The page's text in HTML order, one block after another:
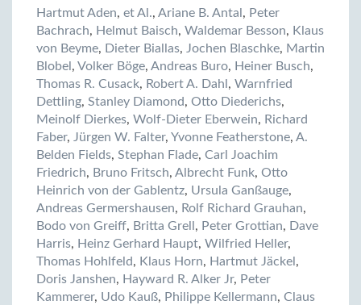
Hartmut Aden, et Al., Ariane B. Antal , Peter
Bachrach, Helmut Baisch, Waldemar Besson, Klaus
von Beyme, Dieter Biallas, Jochen Blaschke, Martin
Blobel , Volker Böge, Andreas Buro, Heiner Busch,
Thomas R. Cusack, Robert A. Dahl , Warnfried
Dettling, Stanley Diamond, Otto Diederichs,
Meinolf Dierkes, Wolf-Dieter Eberwein, Richard
Faber, Jürgen W. Falter, Yvonne Featherstone, A.
Belden Fields, Stephan Flade, Carl Joachim
Friedrich, Bruno Fritsch, Albrecht Funk, Otto
Heinrich von der Gablentz, Ursula Ganßauge,
Andreas Germershausen, Rolf Richard Grauhan,
Bodo von Greiff, Britta Grell , Peter Grottian, Dave
Harris, Heinz Gerhard Haupt, Wilfried Heller,
Thomas Hohlfeld, Klaus Horn, Hartmut Jäckel ,
Doris Janshen, Hayward R. Alker Jr, Peter
Kammerer, Udo Kauß, Philippe Kellermann, Claus